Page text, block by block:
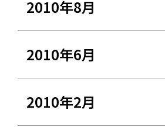
2010年8月
2010年6月
2010年2月